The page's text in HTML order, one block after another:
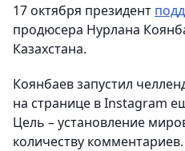
17 октября президент
продюсера Нурлана
Казахстана.
Коянбаев запустил
на странице в Instagram
Цель – установление
количеству комментариев.